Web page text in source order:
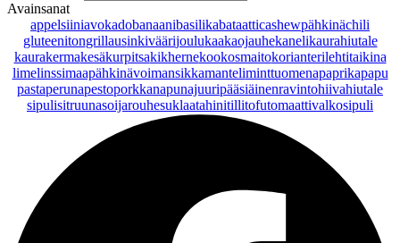
Avainsanat
appelsiiniavokadobanaanibasilikabataatticashewpähkinächili
gluteenitongrillausinkiväärijoulukaakaojauhekanelikaurahiutale
kaurakermakesäkurpitsakikhernekookosmaitokorianterilehtitaikina
limelinssimaapähkinävoimansikkamanteliminttuomenapaprikapapu
pastaperunapestoporkkanapunajuuripääsiäinenravintohiivahiutale
sipulisitruunasoijarouhesuklaatahinitillitofutomaattivalkosipuli